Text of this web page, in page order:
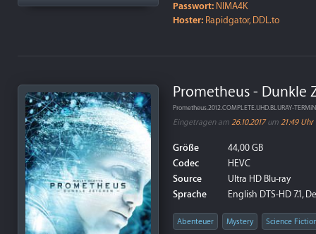
Passwort: NIMA4K
Hoster: Rapidgator, DDL.to
Prometheus - Dunkle
Prometheus.2012.COMPLETE.UHD.BLURAY-
Eingetragen am 26.10.2017um 21:49 Uhr
Größe
44,00 GB
Codec
HEVC
Source
Ultra HD Blu-ray
Sprache
English DTS-HD 7.1,
Abenteuer Mystery Science